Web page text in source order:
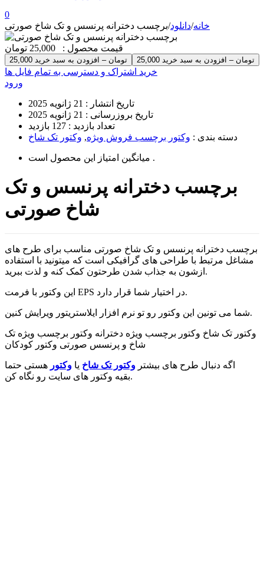
0
خانه/دانلود/برچسب دخترانه پرنسس و تک شاخ صورتی
قیمت محصول : 25,000 تومان
25,000 تومان – افزودن به سبد خرید
خرید اشتراک و دسترسی به تمام فایل ها
ورود
تاریخ انتشار : 21 ژانویه 2025
تاریخ بروزرسانی : 21 ژانویه 2025
تعداد بازدید : 127 بازدید
دسته بندی : وکتور برچسب فروش ویژه, وکتور تک شاخ
میانگین امتیاز این محصول است .
برچسب دخترانه پرنسس و تک
شاخ صورتی
برچسب دخترانه پرنسس و تک شاخ صورتی مناسب برای طرح های
مشاغل مرتبط با طراحی های گرافیکی است که میتونید با استفاده
ازشون به جذاب شدن طرحتون کمک کنه و لذت ببرید.
این وکتور با فرمت EPS در اختیار شما قرار دارد.
شما می تونین این وکتور رو تو نرم افزار ایلاستریتور ویرایش کنین.
وکتور تک شاخ وکتور برچسب ویژه دخترانه وکتور برچسب ویژه تک
شاخ و پرنسس صورتی وکتور کودکان
اگه دنبال طرح های بیشتر وکتور تک شاخ یا وکتور هستی حتما
بقیه وکتور های سایت رو نگاه کن.